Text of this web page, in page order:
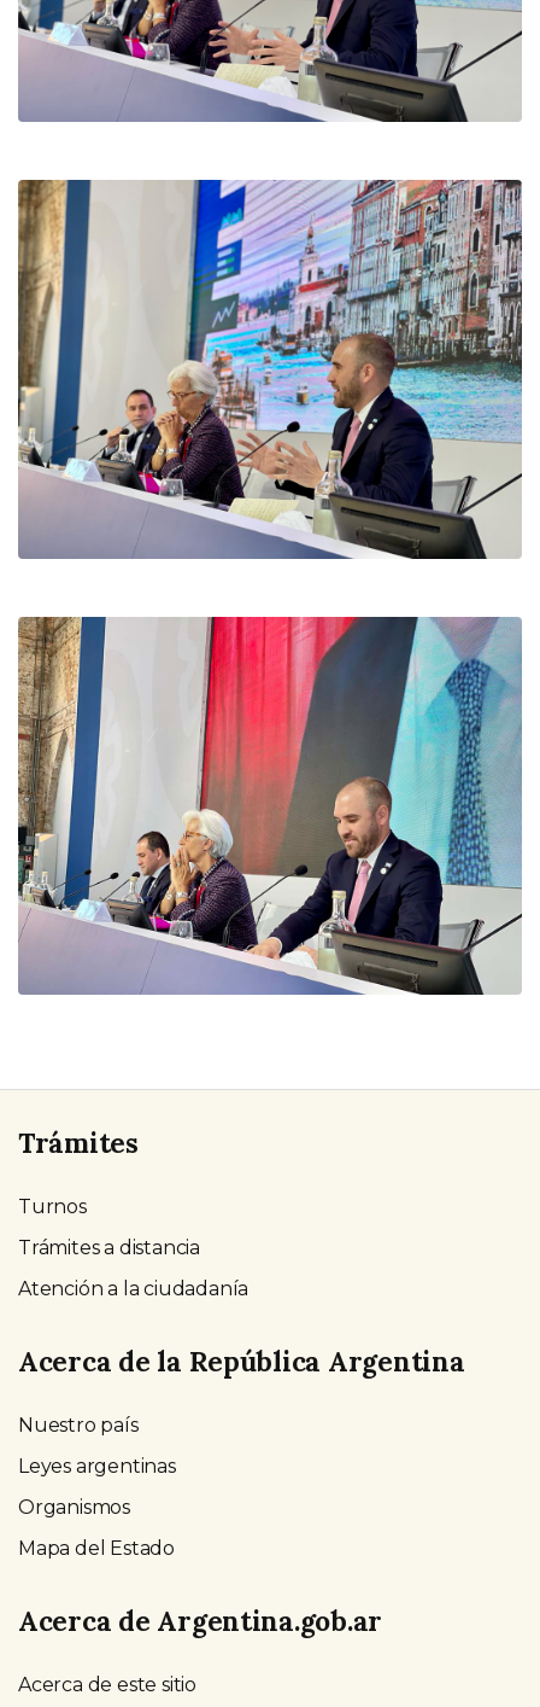
Trámites
Turnos
Trámites a distancia
Atención a la ciudadanía
Acerca de la República Argentina
Nuestro país
Leyes argentinas
Organismos
Mapa del Estado
Acerca de Argentina.gob.ar
Acerca de este sitio